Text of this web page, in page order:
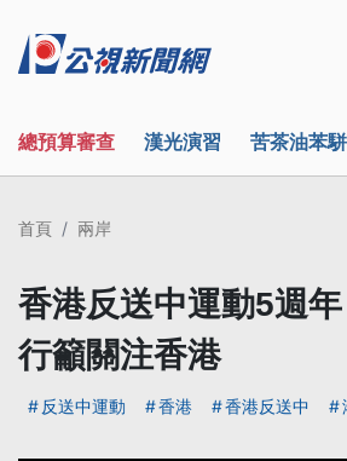
總預算審查 漢光演習 苦茶油苯
首頁 兩岸
香港反送中運動5週
行籲關注香港
反送中運動 香港 香港反送中